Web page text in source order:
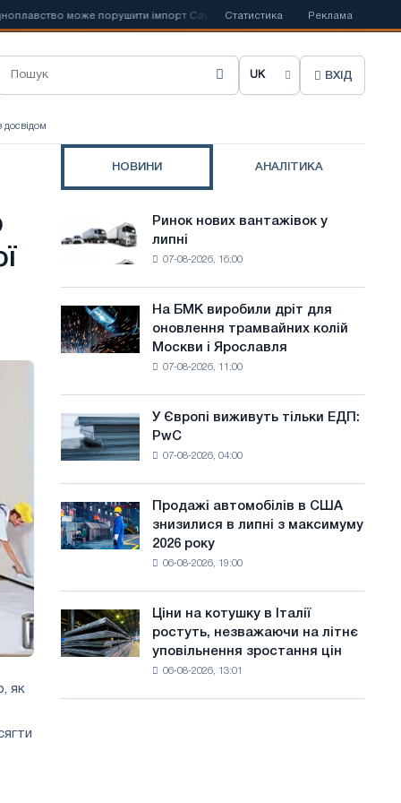
може порушити імпорт Саудівської сталі Іспанська
Статистика Реклама
О
р
м
в
у
а
у
ВХІД
досвідом
як
НОВИНИ АНАЛІТИКА
Ринок
нових
вантажівок
Ринок нових вантажівок у
липні
07-08-2026, 16:00
На
БМК
виробили
трамвайних
колій
і
Ярославля
На БМК виробили дріт для
оновлення трамвайних колій
Москви і Ярославля
07-08-2026, 11:00
Європі
виживуть
PwC
У Європі виживуть тільки ЕДП:
PwC
07-08-2026, 04:00
Продажі
автомобілів
в
липні
з
року
Продажі автомобілів в США
знизилися в липні з максимуму
2026 року
06-08-2026, 19:00
Ціни
на
котушку
Ціни на котушку в Італії
ростуть, незважаючи на літнє
уповільнення зростання цін
06-08-2026, 13:01